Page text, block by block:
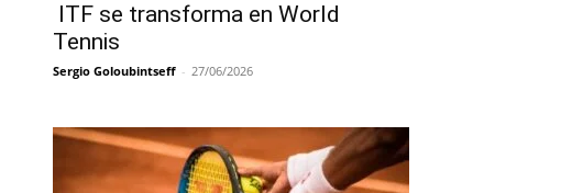
ITF se transforma en World
Tennis
Sergio Goloubintseff - 27/06/2026